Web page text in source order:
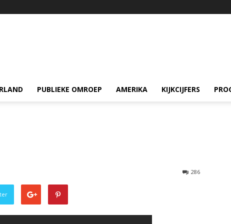
PUBLIEKE OMROEP AMERIKA KIJKCIJFERS
286